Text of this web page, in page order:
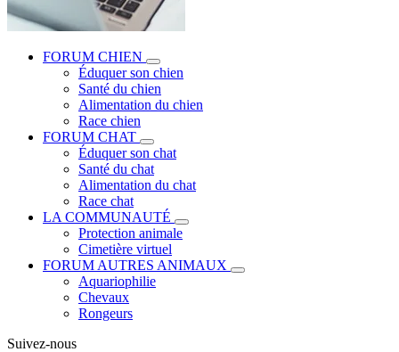
FORUM CHIEN
Éduquer son chien
Santé du chien
Alimentation du chien
Race chien
FORUM CHAT
Éduquer son chat
Santé du chat
Alimentation du chat
Race chat
LA COMMUNAUTÉ
Protection animale
Cimetière virtuel
FORUM AUTRES ANIMAUX
Aquariophilie
Chevaux
Rongeurs
Suivez-nous